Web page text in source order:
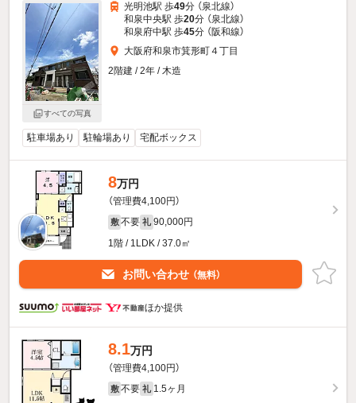
すべての写真
光明池駅 歩49分 （泉北線）
和泉中央駅 歩20分 （泉北線）
和泉府中駅 歩45分 （阪和線）
大阪府和泉市箕形町４丁目
2階建 / 2年 / 木造
駐車場あり 駐輪場あり 宅配ボックス
8万円
（管理費4,100円）
敷 不要 礼 90,000円
1階 / 1LDK / 37.0㎡
お問い合わせ （無料）
ほか提供
8.1万円
（管理費4,100円）
敷 不要 礼 1.5ヶ月